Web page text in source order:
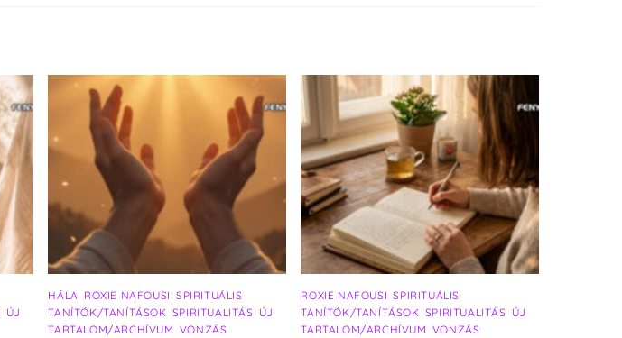
ÚJ
HÁLA ROXIE NAFOUSI SPIRITUÁLIS
TANÍTÓK/TANÍTÁSOK SPIRITUALITÁS ÚJ
TARTALOM/ARCHÍVUM VONZÁS
ROXIE NAFOUSI ,SPIRITUÁLIS
TANÍTÓK/TANÍTÁSOK SPIRITUALITÁS ÚJ
TARTALOM/ARCHÍVUM VONZÁS